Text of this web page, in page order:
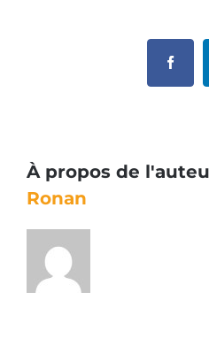
À propos de
Ronan